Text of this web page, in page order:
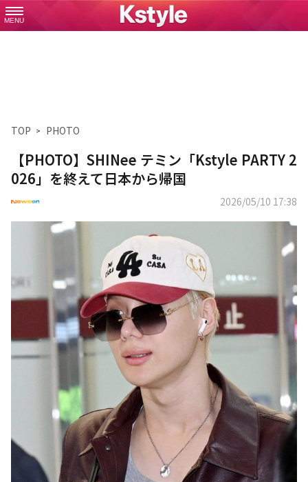
MENU
TOP PHOTO
【PHOTO】SHINee テミン「Kstyle PARTY 2
026」を終えて日本から帰国
2026/05/10 17:38